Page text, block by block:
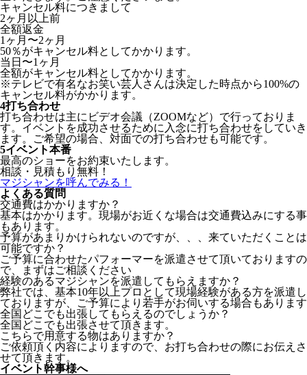
キャンセル料につきまして
2ヶ月以上前
全額返金
1ヶ月〜2ヶ月
50％がキャンセル料としてかかります。
当日〜1ヶ月
全額がキャンセル料としてかかります。
※テレビで有名なお笑い芸人さんは決定した時点から100%の
キャンセル料がかかります。
4打ち合わせ
打ち合わせは主にビデオ会議（ZOOMなど）で行っておりま
す。イベントを成功させるために入念に打ち合わせをしていき
ます。ご希望の場合、対面での打ち合わせも可能です。
5イベント本番
最高のショーをお約束いたします。
相談・見積もり無料！
マジシャンを呼んでみる！
よくある質問
交通費はかかりますか？
基本はかかります。現場がお近くな場合は交通費込みにする事
もあります。
予算があまりかけられないのですが、、、来ていただくことは
可能ですか？
ご予算に合わせたパフォーマーを派遣させて頂いておりますの
で、まずはご相談ください
経験のあるマジシャンを派遣してもらえますか？
弊社では、基本10年以上プロとして現場経験がある方を派遣し
ておりますが、ご予算により若手がお伺いする場合もあります
全国どこでも出張してもらえるのでしょうか？
全国どこでも出張させて頂きます。
こちらで用意する物はありますか？
ご依頼頂く内容によりますので、お打ち合わせの際にお伝えさ
せて頂きます。
イベント幹事様へ